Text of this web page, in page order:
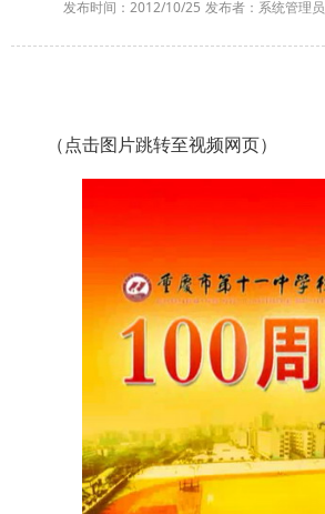
发布时间：2012/10/25 发布者：系统管理员
（点击图片跳转至视频网页）